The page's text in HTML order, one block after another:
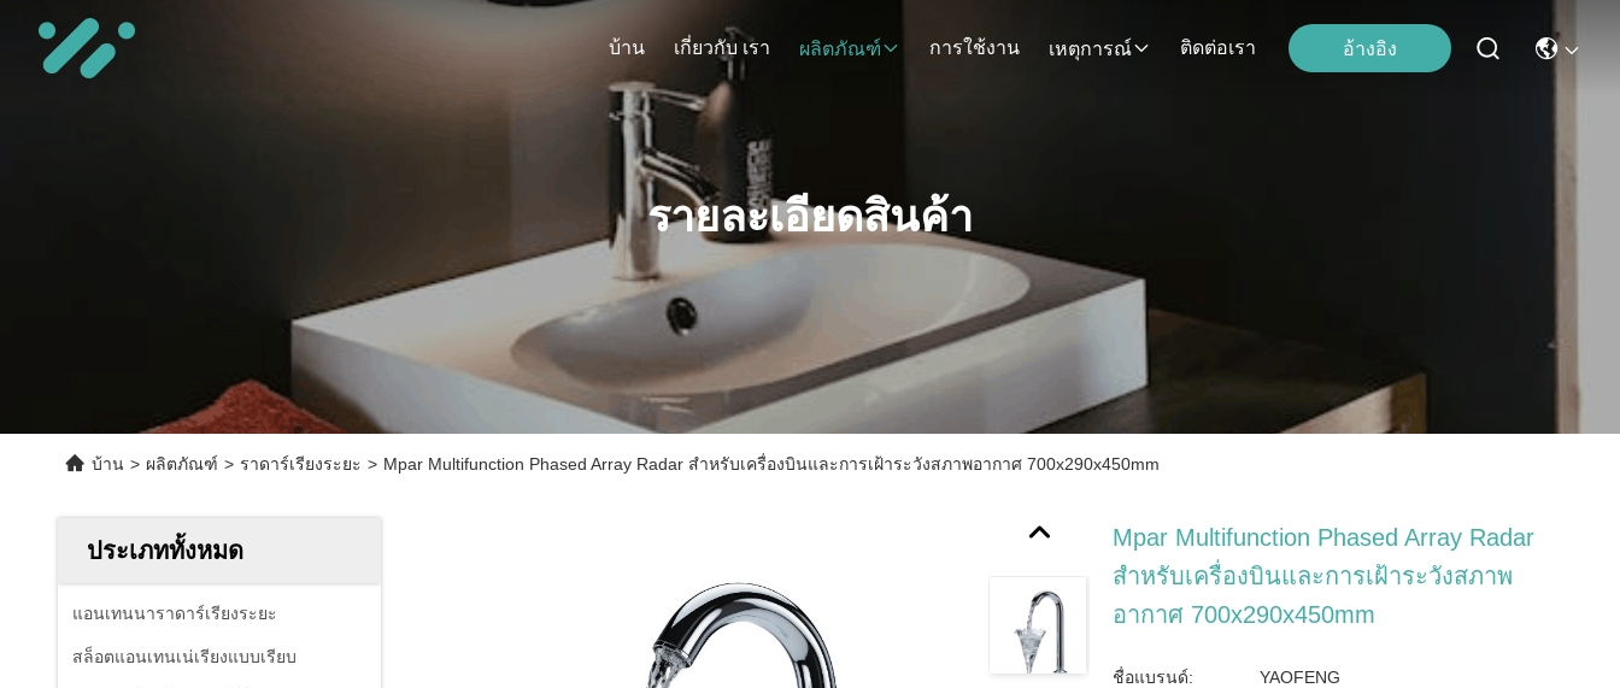
บ้าน เกี่ยวกับ เรา ผลิตภัณฑ์ การใช้งาน เหตุการณ์ ติดต่อเรา อ้างอิง
รายละเอียดสินค้า
บ้าน > ผลิตภัณฑ์ > ราดาร์เรียงระยะ > Mpar Multifunction Phased Array Radar สําหรับเครื่องบินและการเฝ้าระวังสภาพอากาศ 700x290x450mm
ประเภททั้งหมด
แอนเทนนาราดาร์เรียงระยะ
สล็อตแอนเทนเน่เรียงแบบเรียบ
Mpar Multifunction Phased Array Radar
สําหรับเครื่องบินและการเฝ้าระวังสภาพ
อากาศ 700x290x450mm
ชื่อแบรนด์: YAOFENG